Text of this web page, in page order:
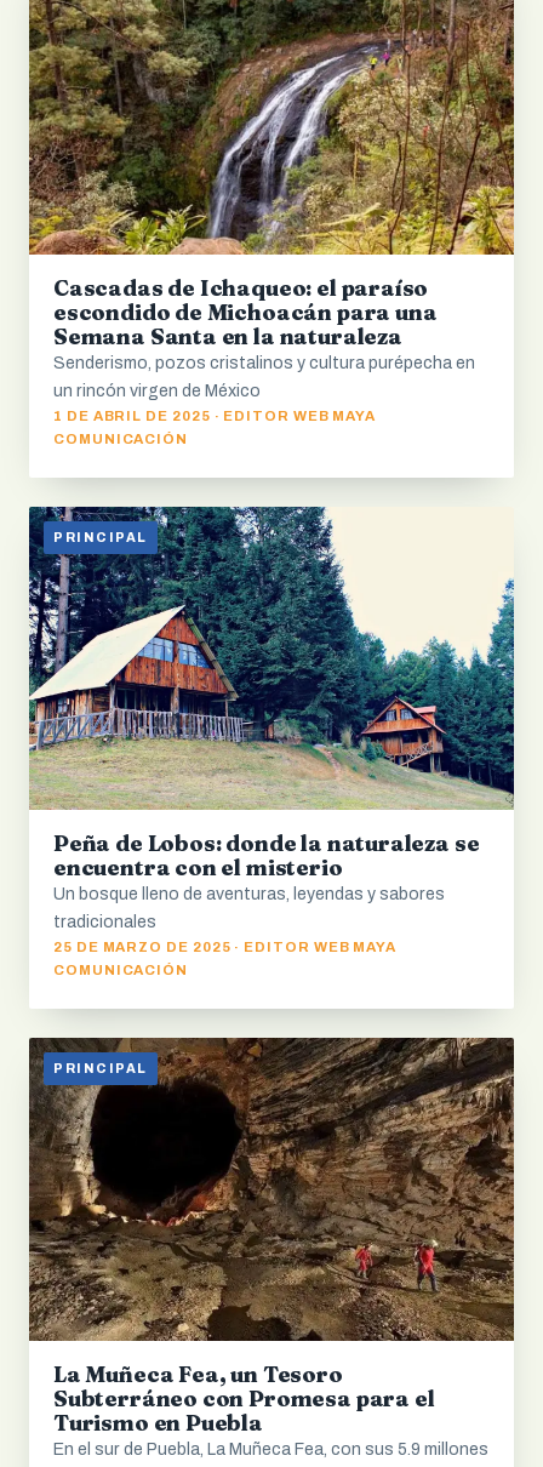
Cascadas de Ichaqueo: el paraíso
escondido de Michoacán para una
Semana Santa en la naturaleza
Senderismo, pozos cristalinos y cultura purépecha en
un rincón virgen de México
1 DE ABRIL DE 2025 · EDITOR WEB MAYA
COMUNICACIÓN
PRINCIPAL
Peña de Lobos: donde la naturaleza se
encuentra con el misterio
Un bosque lleno de aventuras, leyendas y sabores
tradicionales
25 DE MARZO DE 2025 · EDITOR WEB MAYA
COMUNICACIÓN
PRINCIPAL
La Muñeca Fea, un Tesoro
Subterráneo con Promesa para el
Turismo en Puebla
En el sur de Puebla, La Muñeca Fea, con sus 5.9 millones